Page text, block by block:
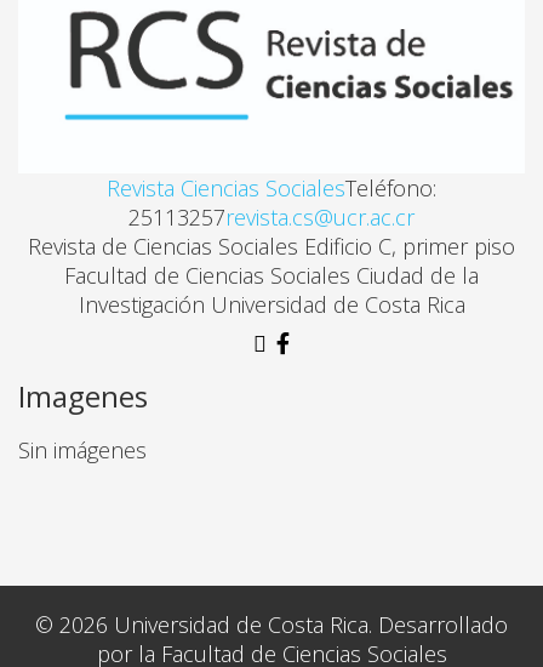
Revista Ciencias SocialesTeléfono:
25113257revista.cs@ucr.ac.cr
Revista de Ciencias Sociales Edificio C, primer piso
Facultad de Ciencias Sociales Ciudad de la
Investigación Universidad de Costa Rica
Imagenes
Sin imágenes
© 2026 Universidad de Costa Rica. Desarrollado
por la Facultad de Ciencias Sociales